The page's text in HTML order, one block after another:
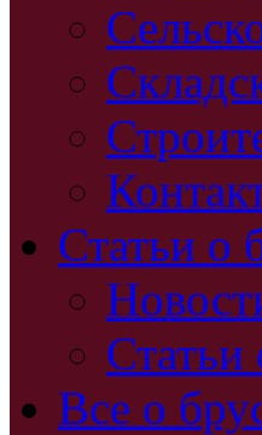
Статьи о
Статьи
Все о